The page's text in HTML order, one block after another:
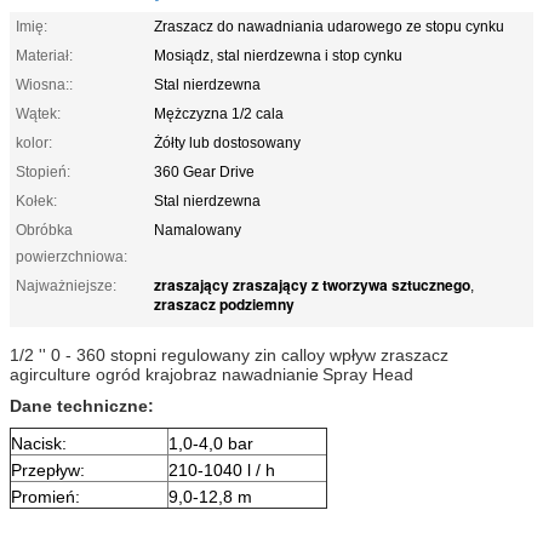
Imię:
Zraszacz do nawadniania udarowego ze stopu cynku
Materiał:
Mosiądz, stal nierdzewna i stop cynku
Wiosna::
Stal nierdzewna
Wątek:
Mężczyzna 1/2 cala
kolor:
Żółty lub dostosowany
Stopień:
360 Gear Drive
Kołek:
Stal nierdzewna
Obróbka
powierzchniowa:
Namalowany
Najważniejsze: zraszający zraszający z tworzywa sztucznego,
zraszacz podziemny
1/2 '' 0 - 360 stopni regulowany zin calloy wpływ zraszacz
agirculture ogród krajobraz nawadnianieSpray Head
Dane techniczne:
Nacisk:
1,0-4,0 bar
Przepływ:
210-1040 l / h
Promień:
9,0-12,8 m